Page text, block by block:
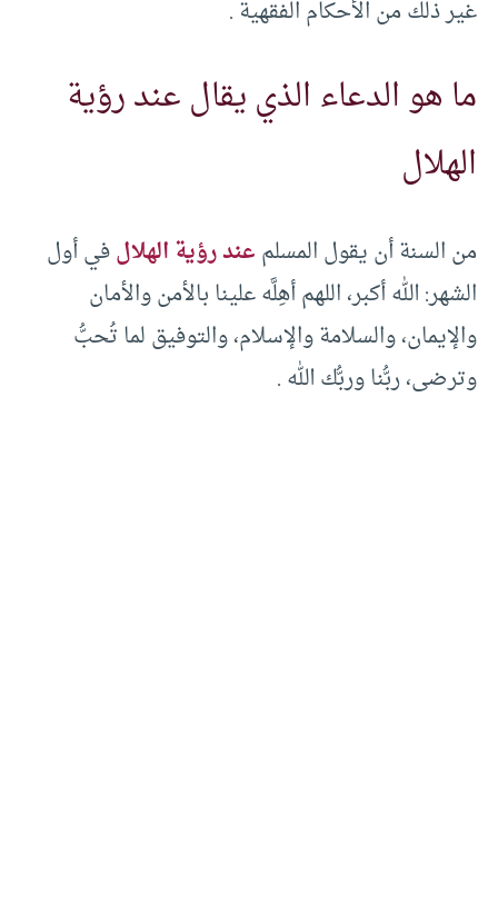
غير ذلك من الأحكام الفقهية .
ما هو الدعاء الذي يقال عند رؤية
الهلال
من السنة أن يقول المسلمعند رؤية الهلالفي أول
الشهر: الله أكبر، اللهم أهِلَّه علينا بالأمن والأمان
والإيمان، والسلامة والإسلام، والتوفيق لما تُحبُّ
وترضى، ربُّنا وربُّك الله .